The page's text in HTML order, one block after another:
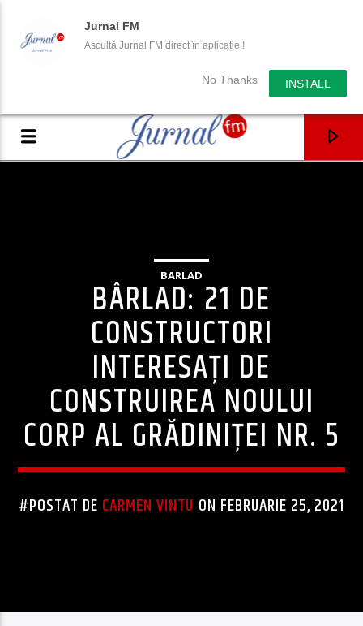
Jurnal FM
Ascultă Jurnal FM direct în aplicație !
No Thanks INSTALL
BARLAD
BÂRLAD: 21 DE
CONSTRUCTORI
INTERESAȚI DE
CONSTRUIREA NOULUI
CORP AL GRĂDINIȚEI NR. 5
#POSTAT DE CARMEN VINTU ON FEBRUARIE 25, 2021